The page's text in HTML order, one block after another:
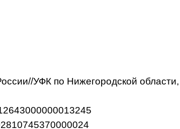
УФК по Нижегородской области,